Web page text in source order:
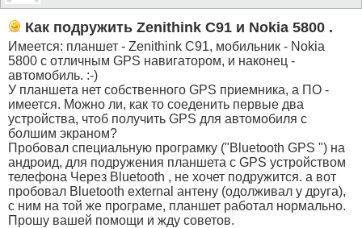
Как подружить Zenithink С91 и Nokia 5800 .
Имеется: планшет - Zenithink С91, мобильник - Nokia
5800 с отличным GPS навигатором, и наконец -
автомобиль. :-)
У планшета нет собственного GPS приемника, а ПО -
имеется. Можно ли, как то соеденить первые два
устройства, чтоб получить GPS для автомобиля с
болшим экраном?
Пробовал специальную програмку ("Bluetooth GPS ") на
андроид, для подружения планшета с GPS устройством
телефона Через Bluetooth , не хочет подружится. а вот
пробовал Bluetooth external антену (одолживал у друга),
с ним на той же програме, планшет работал нормально.
Прошу вашей помощи и жду советов.